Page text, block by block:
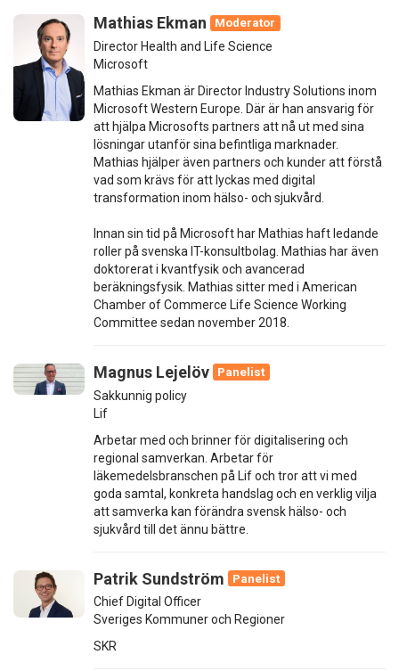
Mathias Ekman
Moderator
Director Health and Life Science
Microsoft
Mathias Ekman är Director Industry Solutions inom
Microsoft Western Europe. Där är han ansvarig för
att hjälpa Microsofts partners att nå ut med sina
lösningar utanför sina befintliga marknader.
Mathias hjälper även partners och kunder att förstå
vad som krävs för att lyckas med digital
transformation inom hälso- och sjukvård.
Innan sin tid på Microsoft har Mathias haft ledande
roller på svenska IT-konsultbolag. Mathias har även
doktorerat i kvantfysik och avancerad
beräkningsfysik. Mathias sitter med i American
Chamber of Commerce Life Science Working
Committee sedan november 2018.
Magnus Lejelöv
Panelist
Sakkunnig policy
Lif
Arbetar med och brinner för digitalisering och
regional samverkan. Arbetar för
läkemedelsbranschen på Lif och tror att vi med
goda samtal, konkreta handslag och en verklig vilja
att samverka kan förändra svensk hälso- och
sjukvård till det ännu bättre.
Patrik Sundström
Panelist
Chief Digital Officer
Sveriges Kommuner och Regioner
SKR